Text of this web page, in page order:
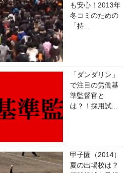
も安心！2013年
冬コミのための
「持...
「ダンダリン」
で注目の労働基
準監督官と
は？！採用試...
甲子園（2014）
夏の出場校は？